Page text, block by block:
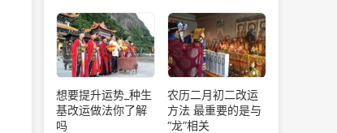
想要提升运势_种生
基改运做法你了解
吗
农历二月初二改运
方法 最重要的是与
“龙”相关